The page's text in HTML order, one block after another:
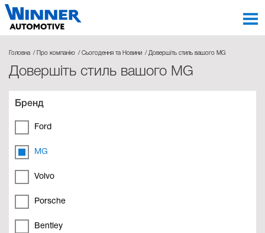
Головна Про компанію Сьогодення та Новини Довершіть стиль вашого MG
Довершіть стиль вашого MG
Бренд
Ford
MG
Volvo
Porsche
Bentley